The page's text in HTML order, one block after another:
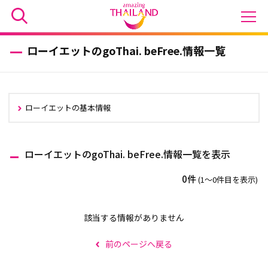
ローイエットのgoThai. beFree.情報一覧
ローイエットの基本情報
ローイエットのgoThai. beFree.情報一覧を表示
0件(1〜0件目を表示)
該当する情報がありません
前のページへ戻る